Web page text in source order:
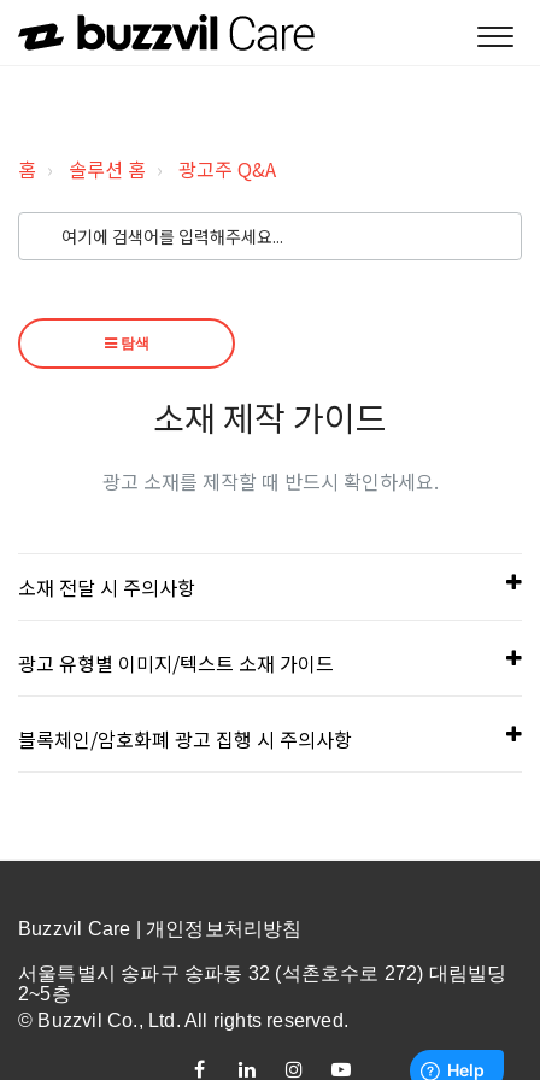
홈 솔루션 홈 광고주 Q&A
탐색
소재 제작 가이드
광고 소재를 제작할 때 반드시 확인하세요.
소재 전달 시 주의사항
부적합 소재
아래 기준에 해당하는 소재는 부적합 소재로 판정되어 광고 집
광고 유형별 이미지/텍스트 소재 가이드
CPI 광고
CPA 광고
CPQ 광고
Landing View 광고
블록체인/암호화폐 광고 집행 시 주의사항
을 준수해야 합니다.
국내 사업자만 가능 / 광고주 명이 명확히 오픈되어야 함
법적 요구 사항에 따라 광고를 타겟팅하는 것을 포함하여 모
든 관련법을 준수해야 합니다. 최소 요건으로, 광고는 만 19
세 미만의 사람들을 타게팅 할 수 없습니다.
암호화폐, 관련 상품 및 서비스는 관련 규정이 복잡하고 지속
Buzzvil Care | 개인정보처리방침
서울특별시 송파구 송파동 32 (석촌호수로 272) 대림빌딩
2~5층
© Buzzvil Co., Ltd. All rights reserved.